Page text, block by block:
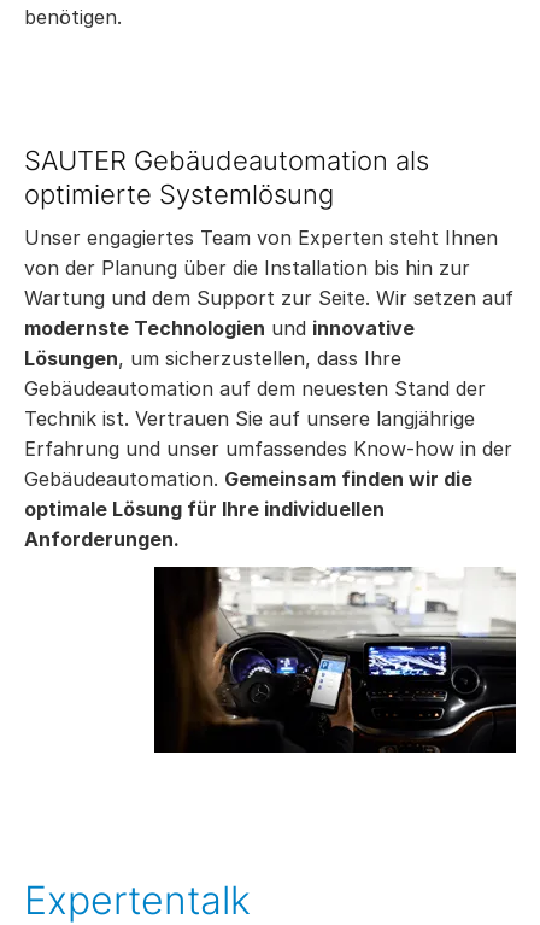
benötigen.
SAUTER Gebäudeautomation als
optimierte Systemlösung
Unser engagiertes Team von Experten steht Ihnen
von der Planung über die Installation bis hin zur
Wartung und dem Support zur Seite. Wir setzen auf
modernste Technologien und innovative
Lösungen, um sicherzustellen, dass Ihre
Gebäudeautomation auf dem neuesten Stand der
Technik ist. Vertrauen Sie auf unsere langjährige
Erfahrung und unser umfassendes Know-how in der
Gebäudeautomation. Gemeinsam finden wir die
optimale Lösung für Ihre individuellen
Anforderungen.
Expertentalk